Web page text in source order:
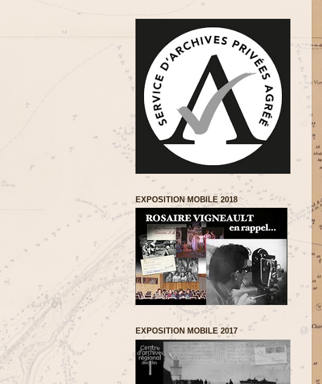
EXPOSITION MOBILE 2018
EXPOSITION MOBILE 2017